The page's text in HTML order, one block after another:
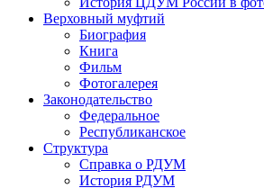
Верховный муфтий
Биография
Книга
Фильм
Фотогалерея
Законодательство
Федеральное
Республиканское
Структура
Справка о РДУМ
История РДУМ